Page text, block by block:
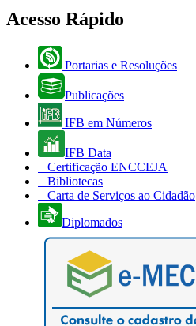
Acesso Rápido
Portarias e Resoluções
Publicações
IFB em Números
IFB Data
Certificação ENCCEJA
Bibliotecas
Carta de Serviços ao Cidadão
Diplomados